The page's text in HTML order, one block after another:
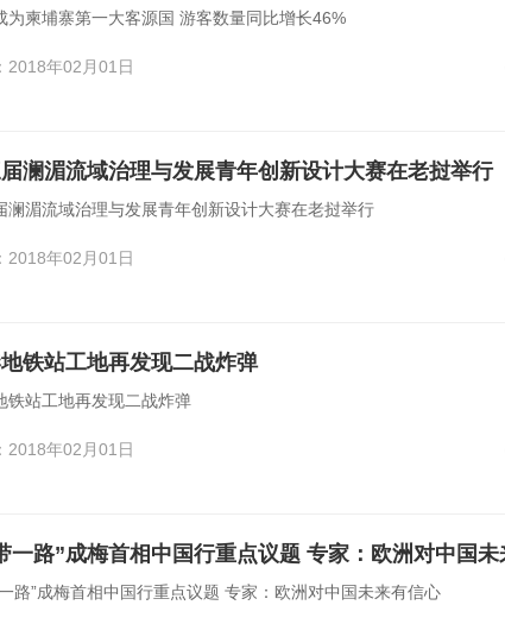
为柬埔寨第一大客源国 游客数量同比增长46%
2018年02月01日
澜湄流域治理与发展青年创新设计大赛在老挝举行
澜湄流域治理与发展青年创新设计大赛在老挝举行
2018年02月01日
铁站工地再发现二战炸弹
铁站工地再发现二战炸弹
2018年02月01日
路”成梅首相中国行重点议题 专家：欧洲对中国未来有信心